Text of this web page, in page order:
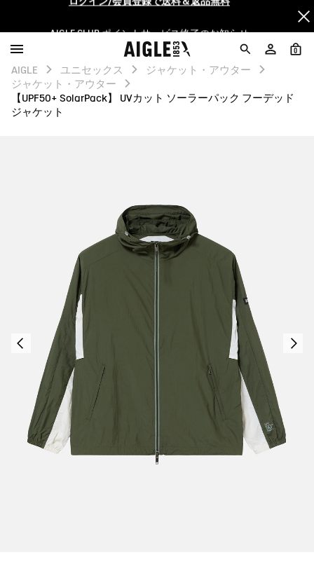
【最大50%OFF】FINAL SALEがスタート！
ログイン/会員登録で送料＆返品無料
AIGLE CLUB ポイントサービス終了のお知らせ
0
AIGLE ユニセックス
ジャケット・アウター
ジャケット・アウター
【UPF50+ SolarPack】 UVカット ソーラーパック フーデッド
ジャケット